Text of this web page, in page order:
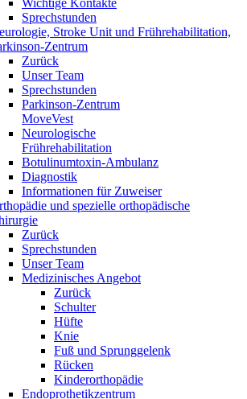
Wichtige Kontakte
Sprechstunden
Stroke Unit und Frührehabilitation,
Zentrum
Zurück
Unser Team
Sprechstunden
Parkinson-Zentrum
MoveVest
Neurologische
Frührehabilitation
Botulinumtoxin-Ambulanz
Diagnostik
Informationen für Zuweiser
und spezielle orthopädische
Zurück
Sprechstunden
Unser Team
Medizinisches Angebot
Zurück
Schulter
Hüfte
Knie
Fuß und Sprunggelenk
Rücken
Kinderorthopädie
Endoprothetikzentrum